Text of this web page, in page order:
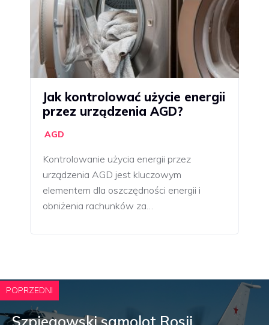
Jak kontrolować użycie energii
przez urządzenia AGD?
AGD
Kontrolowanie użycia energii przez
urządzenia AGD jest kluczowym
elementem dla oszczędności energii i
obniżenia rachunków za…
POPRZEDNI
Szpiegowski samolot Rosji